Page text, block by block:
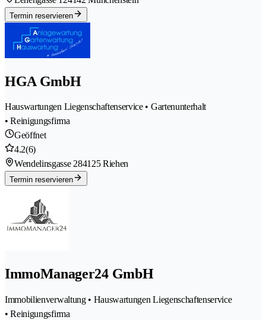
Termin reservieren
HGA GmbH
Hauswartungen Liegenschaftenservice • Gartenunterhalt
• Reinigungsfirma
Geöffnet
4.2(6)
Wendelinsgasse 284125 Riehen
Termin reservieren
ImmoManager24 GmbH
Immobilienverwaltung • Hauswartungen Liegenschaftenservice
• Reinigungsfirma